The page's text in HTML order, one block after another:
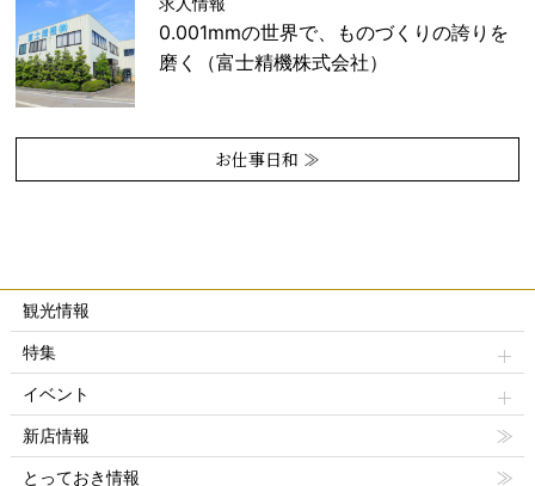
0.001mmの世界で、ものづくりの誇りを
磨く（富士精機株式会社）
お仕事日和 ≫
観光情報
特集
イベント
新店情報
とっておき情報